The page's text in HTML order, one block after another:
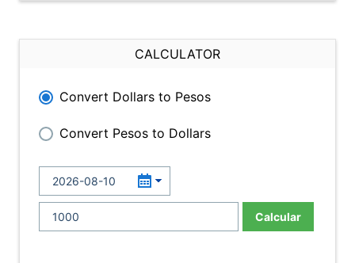
CALCULATOR
Convert Dollars to Pesos
Convert Pesos to Dollars
Calcular